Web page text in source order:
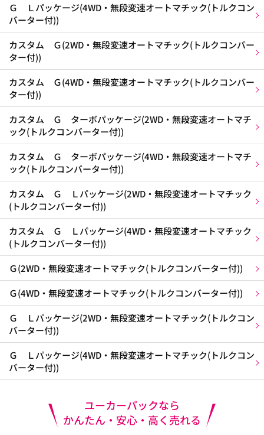
Ｇ Ｌパッケージ(4WD・無段変速オートマチック(トルクコン
バーター付))
カスタム Ｇ(2WD・無段変速オートマチック(トルクコンバー
ター付))
カスタム Ｇ(4WD・無段変速オートマチック(トルクコンバー
ター付))
カスタム Ｇ ターボパッケージ(2WD・無段変速オートマチ
ック(トルクコンバーター付))
カスタム Ｇ ターボパッケージ(4WD・無段変速オートマチ
ック(トルクコンバーター付))
カスタム Ｇ Ｌパッケージ(2WD・無段変速オートマチック
(トルクコンバーター付))
カスタム Ｇ Ｌパッケージ(4WD・無段変速オートマチック
(トルクコンバーター付))
Ｇ(2WD・無段変速オートマチック(トルクコンバーター付))
Ｇ(4WD・無段変速オートマチック(トルクコンバーター付))
Ｇ Ｌパッケージ(2WD・無段変速オートマチック(トルクコン
バーター付))
Ｇ Ｌパッケージ(4WD・無段変速オートマチック(トルクコン
バーター付))
ユーカーパックなら
かんたん・安心・高く売れる